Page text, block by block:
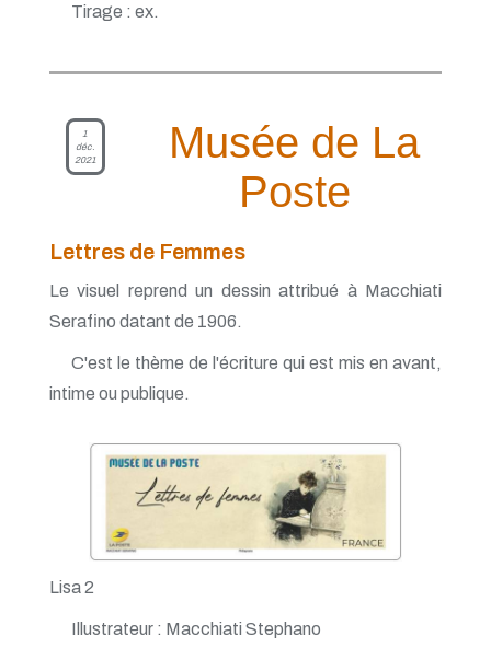
Tirage : ex.
1
déc.
2021
Musée de La
Poste
Lettres de Femmes
Le visuel reprend un dessin attribué à Macchiati
Serafino datant de 1906.
C'est le thème de l'écriture qui est mis en avant,
intime ou publique.
Lisa 2
Illustrateur : Macchiati Stephano